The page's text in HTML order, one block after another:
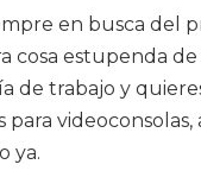
en busca del
cosa estupenda
de trabajo y
ya.